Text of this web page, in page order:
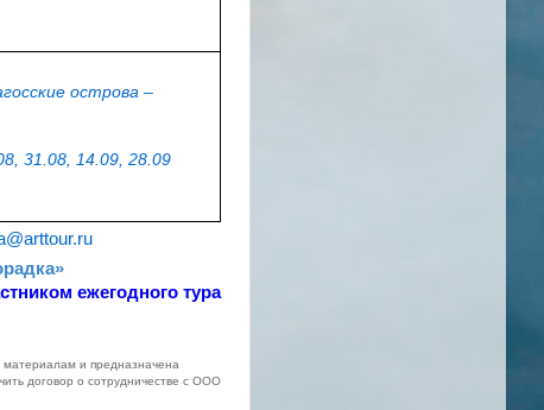
острова –
31.08, 14.09, 28.09
ежегодного тура
материалам и предназначена
договор о сотрудничестве с ООО